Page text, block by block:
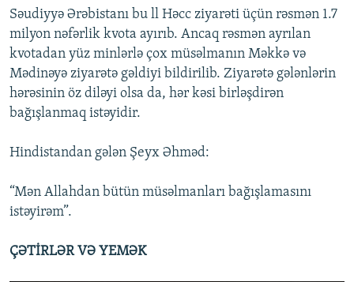
Səudiyyə Ərəbistanı bu ll Həcc ziyarəti üçün rəsmən 1.7
milyon nəfərlik kvota ayırıb. Ancaq rəsmən ayrılan
kvotadan yüz minlərlə çox müsəlmanın Məkkə və
Mədinəyə ziyarətə gəldiyi bildirilib. Ziyarətə gələnlərin
hərəsinin öz diləyi olsa da, hər kəsi birləşdirən
bağışlanmaq istəyidir.
Hindistandan gələn Şeyx Əhməd:
“Mən Allahdan bütün müsəlmanları bağışlamasını
istəyirəm”.
ÇƏTİRLƏR VƏ YEMƏK